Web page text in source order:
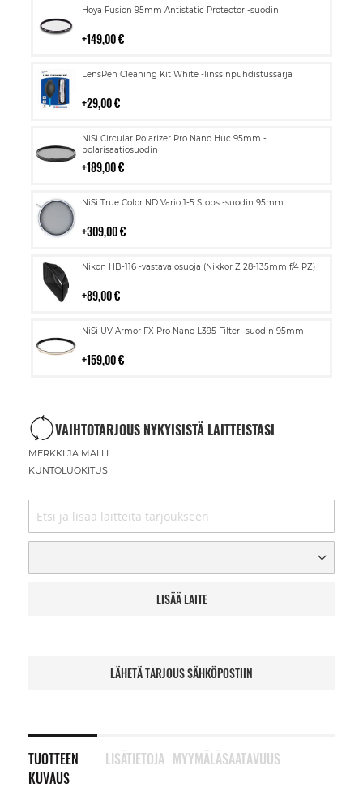
Hoya Fusion 95mm Antistatic Protector -suodin
149,00 €
Lisää
LensPen Cleaning Kit White -linssinpuhdistussarja
29,00 €
Lisää
NiSi Circular Polarizer Pro Nano Huc 95mm -
polarisaatiosuodin
189,00 €
Lisää
ostoskoriin
NiSi True Color ND Vario 1-5 Stops -suodin 95mm
309,00 €
Lisää
Nikon HB-116 -vastavalosuoja (Nikkor Z 28-135mm f/4 PZ)
89,00 €
Lisää
NiSi UV Armor FX Pro Nano L395 Filter -suodin 95mm
159,00 €
Lisää
VAIHTOTARJOUS NYKYISISTÄ LAITTEISTASI
MERKKI JA MALLI
KUNTOLUOKITUS
LISÄÄ LAITE
LÄHETÄ TARJOUS SÄHKÖPOSTIIN
TUOTTEEN
KUVAUS
LISÄTIETOJA MYYMÄLÄSAATAVUUS